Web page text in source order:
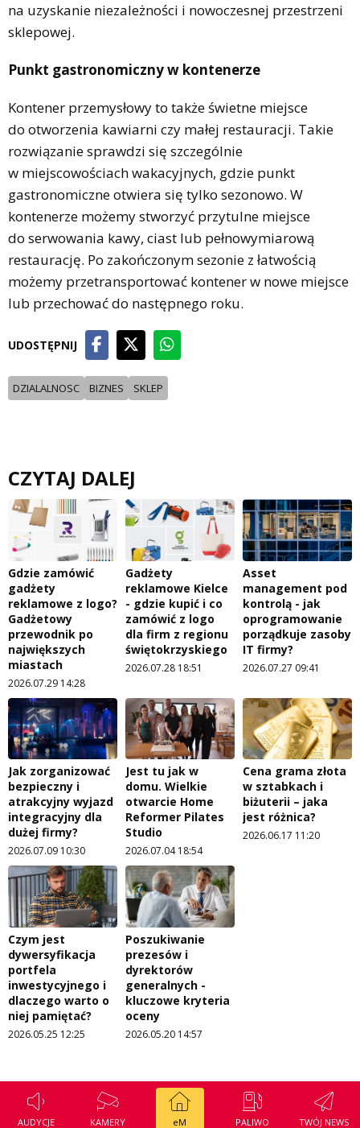
AUDYCJE KAMERY eM PALIWO TWÓJ NEWS
na uzyskanie niezależności i nowoczesnej przestrzeni
sklepowej.
Punkt gastronomiczny w kontenerze
Kontener przemysłowy to także świetne miejsce
do otworzenia kawiarni czy małej restauracji. Takie
rozwiązanie sprawdzi się szczególnie
w miejscowościach wakacyjnych, gdzie punkt
gastronomiczne otwiera się tylko sezonowo. W
kontenerze możemy stworzyć przytulne miejsce
do serwowania kawy, ciast lub pełnowymiarową
restaurację. Po zakończonym sezonie z łatwością
możemy przetransportować kontener w nowe miejsce
lub przechować do następnego roku.
UDOSTĘPNIJ
DZIALALNOSC BIZNES SKLEP
CZYTAJ DALEJ
Gdzie zamówić
gadżety
reklamowe z logo?
Gadżetowy
przewodnik po
największych
miastach
2026.07.29 14:28
Gadżety
reklamowe Kielce
- gdzie kupić i co
zamówić z logo
dla firm z regionu
świętokrzyskiego
2026.07.28 18:51
Asset
management pod
kontrolą - jak
oprogramowanie
porządkuje zasoby
IT firmy?
2026.07.27 09:41
Jak zorganizować
bezpieczny i
atrakcyjny wyjazd
integracyjny dla
dużej firmy?
2026.07.09 10:30
Jest tu jak w
domu. Wielkie
otwarcie Home
Reformer Pilates
Studio
2026.07.04 18:54
Cena grama złota
w sztabkach i
biżuterii – jaka
jest różnica?
2026.06.17 11:20
Czym jest
dywersyfikacja
portfela
inwestycyjnego i
dlaczego warto o
niej pamiętać?
2026.05.25 12:25
Poszukiwanie
prezesów i
dyrektorów
generalnych -
kluczowe kryteria
oceny
2026.05.20 14:57